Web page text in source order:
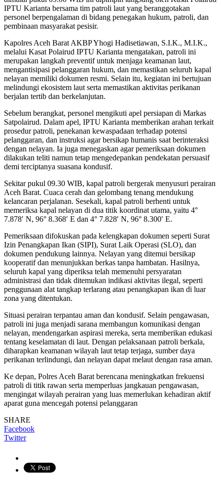
IPTU Karianta bersama tim patroli laut yang beranggotakan
personel berpengalaman di bidang penegakan hukum, patroli, dan
pembinaan masyarakat pesisir.
Kapolres Aceh Barat AKBP Yhogi Hadisetiawan, S.I.K., M.I.K.,
melalui Kasat Polairud IPTU Karianta mengatakan, patroli ini
merupakan langkah preventif untuk menjaga keamanan laut,
mengantisipasi pelanggaran hukum, dan memastikan seluruh kapal
nelayan memiliki dokumen resmi. Selain itu, kegiatan ini bertujuan
melindungi ekosistem laut serta memastikan aktivitas perikanan
berjalan tertib dan berkelanjutan.
Sebelum berangkat, personel mengikuti apel persiapan di Markas
Satpolairud. Dalam apel, IPTU Karianta memberikan arahan terkait
prosedur patroli, penekanan kewaspadaan terhadap potensi
pelanggaran, dan instruksi agar bersikap humanis saat berinteraksi
dengan nelayan. Ia juga menegaskan agar pemeriksaan dokumen
dilakukan teliti namun tetap mengedepankan pendekatan persuasif
demi terciptanya suasana kondusif.
Sekitar pukul 09.30 WIB, kapal patroli bergerak menyusuri perairan
Aceh Barat. Cuaca cerah dan gelombang tenang mendukung
kelancaran perjalanan. Sesekali, kapal patroli berhenti untuk
memeriksa kapal nelayan di dua titik koordinat utama, yaitu 4°
7.878′ N, 96° 8.368′ E dan 4° 7.828′ N, 96° 8.300′ E.
Pemeriksaan difokuskan pada kelengkapan dokumen seperti Surat
Izin Penangkapan Ikan (SIPI), Surat Laik Operasi (SLO), dan
dokumen pendukung lainnya. Nelayan yang ditemui bersikap
kooperatif dan menunjukkan berkas tanpa hambatan. Hasilnya,
seluruh kapal yang diperiksa telah memenuhi persyaratan
administrasi dan tidak ditemukan indikasi aktivitas ilegal, seperti
penggunaan alat tangkap terlarang atau penangkapan ikan di luar
zona yang ditentukan.
Situasi perairan terpantau aman dan kondusif. Selain pengawasan,
patroli ini juga menjadi sarana membangun komunikasi dengan
nelayan, mendengarkan aspirasi mereka, serta memberikan edukasi
tentang keselamatan di laut. Dengan pelaksanaan patroli berkala,
diharapkan keamanan wilayah laut tetap terjaga, sumber daya
perikanan terlindungi, dan nelayan dapat melaut dengan rasa aman.
Ke depan, Polres Aceh Barat berencana meningkatkan frekuensi
patroli di titik rawan serta memperluas jangkauan pengawasan,
mengingat wilayah perairan yang luas memerlukan kehadiran aktif
aparat guna mencegah potensi pelanggaran
SHARE
Facebook
Twitter